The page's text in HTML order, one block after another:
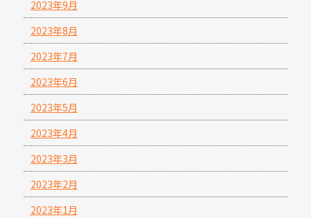
2023年9月
2023年8月
2023年7月
2023年6月
2023年5月
2023年4月
2023年3月
2023年2月
2023年1月